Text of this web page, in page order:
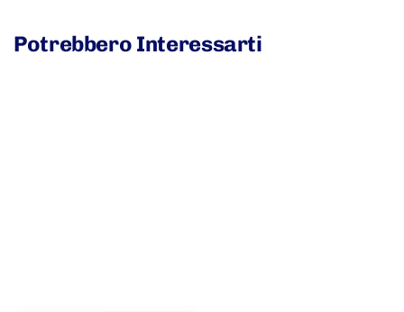
Potrebbero Interessarti